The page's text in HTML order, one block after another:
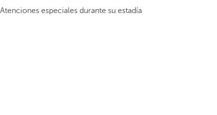
Atenciones especiales durante su estadía